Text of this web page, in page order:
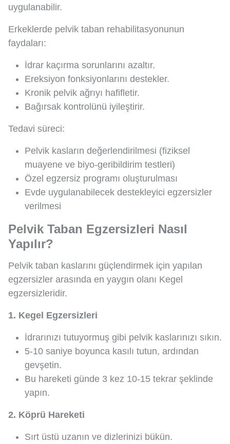
uygulanabilir.
Erkeklerde pelvik taban rehabilitasyonunun
faydaları:
İdrar kaçırma sorunlarını azaltır.
Ereksiyon fonksiyonlarını destekler.
Kronik pelvik ağrıyı hafifletir.
Bağırsak kontrolünü iyileştirir.
Tedavi süreci:
Pelvik kasların değerlendirilmesi (fiziksel
muayene ve biyo-geribildirim testleri)
Özel egzersiz programı oluşturulması
Evde uygulanabilecek destekleyici egzersizler
verilmesi
Pelvik Taban Egzersizleri Nasıl
Yapılır?
Pelvik taban kaslarını güçlendirmek için yapılan
egzersizler arasında en yaygın olanı Kegel
egzersizleridir.
1. Kegel Egzersizleri
İdrarınızı tutuyormuş gibi pelvik kaslarınızı sıkın.
5-10 saniye boyunca kasılı tutun, ardından
gevşetin.
Bu hareketi günde 3 kez 10-15 tekrar şeklinde
yapın.
2. Köprü Hareketi
Sırt üstü uzanın ve dizlerinizi bükün.